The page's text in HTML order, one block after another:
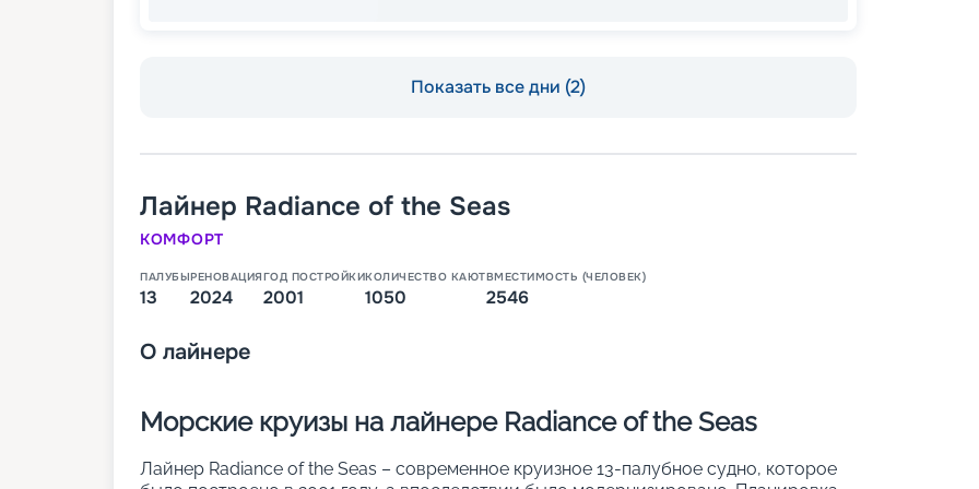
Показать все дни (2)
Лайнер Radiance of the Seas
КОМФОРТ
ПАЛУБЫ
13
РЕНОВАЦИЯ
2024
ГОД ПОСТРОЙКИ
2001
КОЛИЧЕСТВО КАЮТ
1050
ВМЕСТИМОСТЬ (ЧЕЛОВЕК)
2546
О лайнере
Морские круизы на лайнере Radiance of the Seas
Лайнер Radiance of the Seas – современное круизное 13-палубное судно, которое